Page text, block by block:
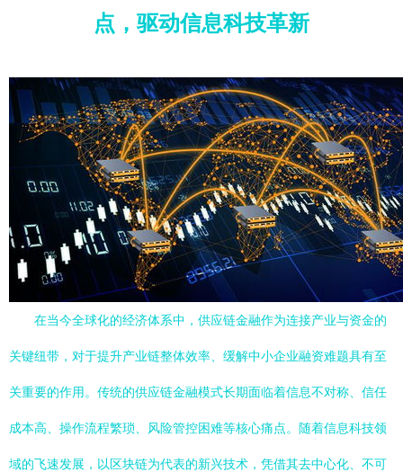
点，驱动信息科技革新
在当今全球化的经济体系中，供应链金融作为连接产业与资金的
关键纽带，对于提升产业链整体效率、缓解中小企业融资难题具有至
关重要的作用。传统的供应链金融模式长期面临着信息不对称、信任
成本高、操作流程繁琐、风险管控困难等核心痛点。随着信息科技领
域的飞速发展，以区块链为代表的新兴技术，凭借其去中心化、不可